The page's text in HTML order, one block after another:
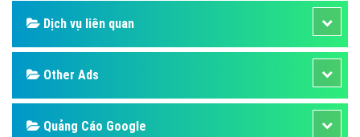
Dịch vụ liên quan
Other Ads
Quảng Cáo Google